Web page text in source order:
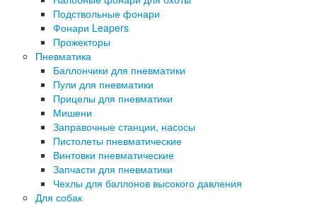
Подствольные фонари
Фонари Leapers
Прожекторы
Пневматика
Баллончики для пневматики
Пули для пневматики
Прицелы для пневматики
Мишени
Заправочные станции, насосы
Пистолеты пневматические
Винтовки пневматические
Запчасти для пневматики
Чехлы для баллонов высокого давления
Для собак